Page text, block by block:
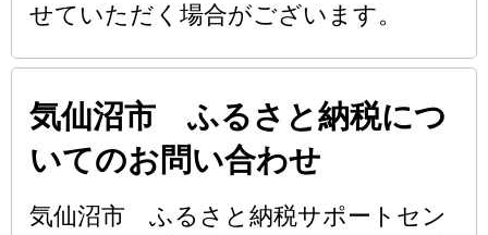
せていただく場合がございます。
気仙沼市 ふるさと納税につ
いてのお問い合わせ
気仙沼市 ふるさと納税サポートセン